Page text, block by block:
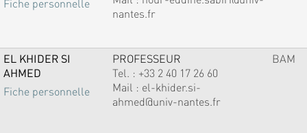
Fiche personnelle
nantes.fr
EL KHIDER SI
AHMED
Fiche personnelle
PROFESSEUR
Tel. : +33 2 40 17 26 60
Mail : el-khider.si-
ahmed@univ-nantes.fr
BAM